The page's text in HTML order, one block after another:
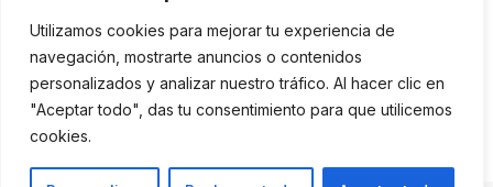
Utilizamos cookies para mejorar tu experiencia de
navegación, mostrarte anuncios o contenidos
personalizados y analizar nuestro tráfico. Al hacer clic en
"Aceptar todo", das tu consentimiento para que utilicemos
cookies.
Pedidos Online Glovo
Contacto